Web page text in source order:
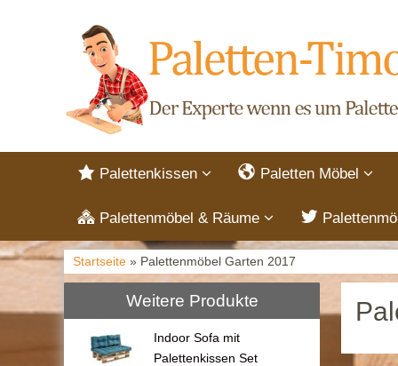
Palettenkissen Paletten Möbel
Palettenmöbel & Räume
Startseite » Palettenmöbel Garten 2017
Weitere Produkte
Indoor Sofa mit
Palettenkissen Set